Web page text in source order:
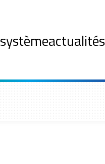
actualités